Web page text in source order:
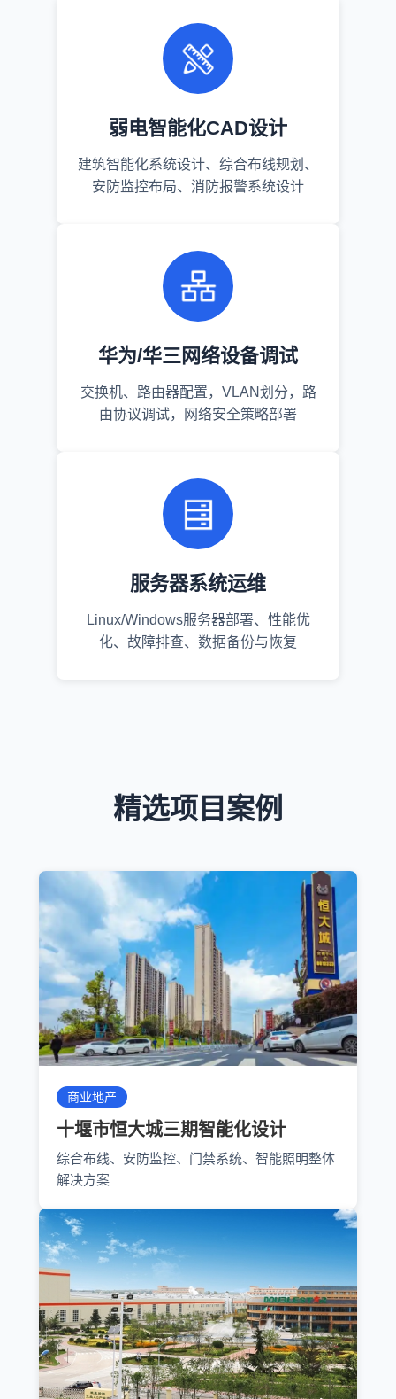
弱电智能化CAD设计
建筑智能化系统设计、综合布线规划、
安防监控布局、消防报警系统设计
华为/华三网络设备调试
交换机、路由器配置，VLAN划分，路
由协议调试，网络安全策略部署
服务器系统运维
Linux/Windows服务器部署、性能优
化、故障排查、数据备份与恢复
精选项目案例
商业地产
十堰市恒大城三期智能化设计
综合布线、安防监控、门禁系统、智能照明整体
解决方案